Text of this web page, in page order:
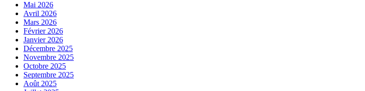
Mai 2026
Avril 2026
Mars 2026
Février 2026
Janvier 2026
Décembre 2025
Novembre 2025
Octobre 2025
Septembre 2025
Août 2025